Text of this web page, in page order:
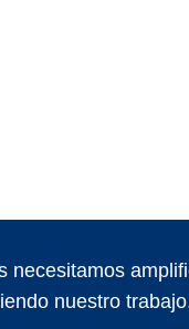
necesitamos
nuestro